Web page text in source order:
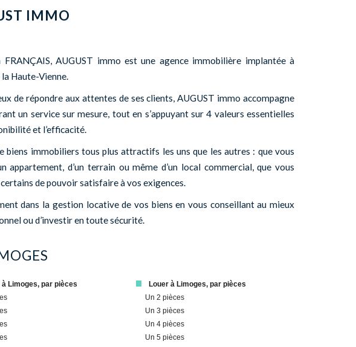
IMMO
AUGUST immo est une agence immobilière implantée à
Haute-Vienne.
de répondre aux attentes de ses clients, AUGUST immo accompagne
un service sur mesure, tout en s’appuyant sur 4 valeurs essentielles
et l’efficacité.
biens immobiliers tous plus attractifs les uns que les autres : que vous
appartement, d’un terrain ou même d’un local commercial, que vous
de pouvoir satisfaire à vos exigences.
dans la gestion locative de vos biens en vous conseillant au mieux
ou d’investir en toute sécurité.
à Limoges, par pièces
Louer à Limoges, par pièces
Un 2 pièces
Un 3 pièces
Un 4 pièces
Un 5 pièces